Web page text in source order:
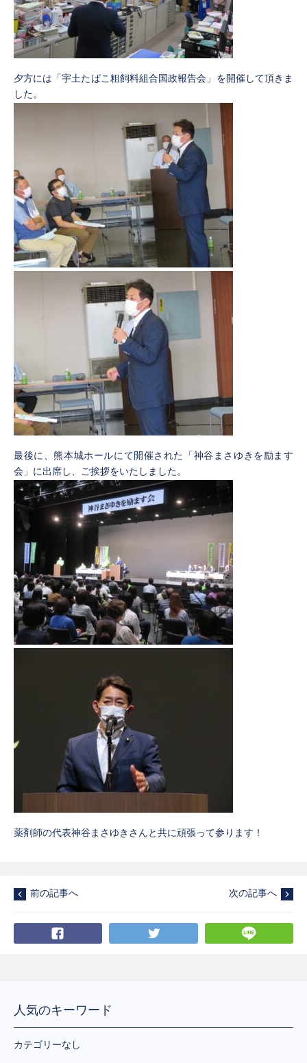
夕方には「宇土たばこ粗飼料組合国政報告会」を開催して頂きま
した。
最後に、熊本城ホールにて開催された「神谷まさゆきを励ます
会」に出席し、ご挨拶をいたしました。
薬剤師の代表神谷まさゆきさんと共に頑張って参ります！
前の記事へ 次の記事へ
人気のキーワード
カテゴリーなし